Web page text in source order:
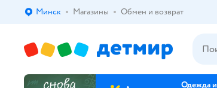
Выбор адреса доставки.
Минск Магазины Обмен и возврат
Одежда и